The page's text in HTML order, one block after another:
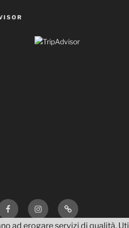
FacebookInstagramTripAdvisor
ad erogare servizi di qualità.